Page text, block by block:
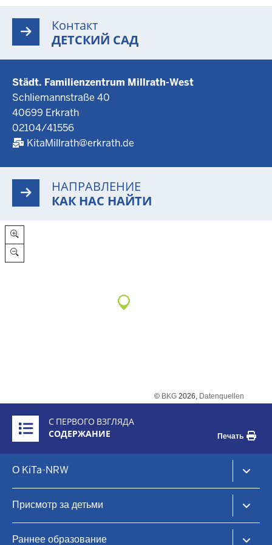
Контакт
ДЕТСКИЙ САД
Städt. Familienzentrum Millrath-West
Schliemannstraße 40
40699 Erkrath
02104/41556
KitaMillrath@erkrath.de
НАПРАВЛЕНИЕ
КАК НАС НАЙТИ
© BKG 2026, Datenquellen
Inhalte
С ПЕРВОГО ВЗГЛЯДА
СОДЕРЖАНИЕ
Печать
menu
О KiTa-NRW
Уход за детьми в дневное время и раннее образование
Присмотр за детьми
Раннее образование